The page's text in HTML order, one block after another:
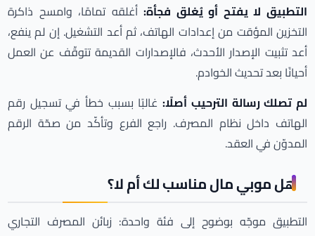
التطبيق لا يفتح أو يُغلق فجأة:أغلقه تمامًا، وامسح ذاكرة
التخزين المؤقت من إعدادات الهاتف، ثم أعد التشغيل. إن لم ينفع،
أعد تثبيت الإصدار الأحدث، فالإصدارات القديمة تتوقّف عن العمل
أحيانًا بعد تحديث الخوادم.
لم تصلك رسالة الترحيب أصلًا:غالبًا بسبب خطأ في تسجيل رقم
الهاتف داخل نظام المصرف. راجع الفرع وتأكّد من صحّة الرقم
المدوّن في العقد.
هل موبي مال مناسب لك أم لا؟
التطبيق موجّه بوضوح إلى فئة واحدة: زبائن المصرف التجاري